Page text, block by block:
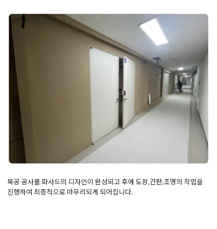
목공 공사를 파사드의 디자인이 완성되고 후에 도장,간판,조명의 작업을
진행하여 최종적으로 마무리되게 되어집니다.